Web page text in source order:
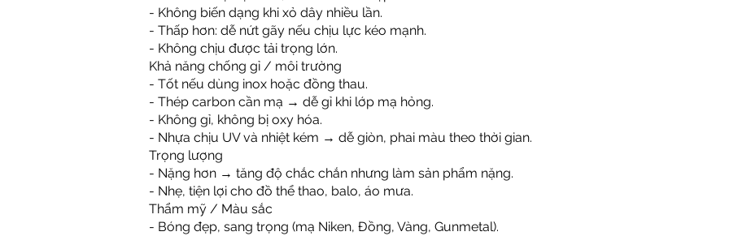
- Không biến dạng khi xỏ dây nhiều lần.
- Thấp hơn: dễ nứt gãy nếu chịu lực kéo mạnh.
- Không chịu được tải trọng lớn.
Khả năng chống gỉ / môi trường
- Tốt nếu dùng inox hoặc đồng thau.
- Thép carbon cần mạ → dễ gỉ khi lớp mạ hỏng.
- Không gỉ, không bị oxy hóa.
- Nhựa chịu UV và nhiệt kém → dễ giòn, phai màu theo thời gian.
Trọng lượng
- Nặng hơn → tăng độ chắc chắn nhưng làm sản phẩm nặng.
- Nhẹ, tiện lợi cho đồ thể thao, balo, áo mưa.
Thẩm mỹ / Màu sắc
- Bóng đẹp, sang trọng (mạ Niken, Đồng, Vàng, Gunmetal).